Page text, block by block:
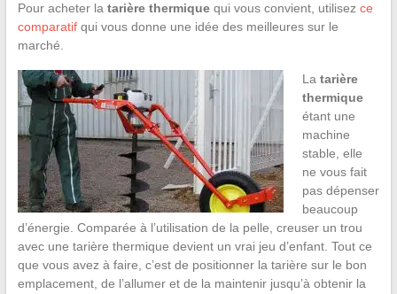
Pour acheter la tarière thermiquequi vous convient, utilisez ce
comparatifqui vous donne une idée des meilleures sur le
marché.
La tarière
thermique
étant une
machine
stable, elle
ne vous fait
pas dépenser
beaucoup
d’énergie. Comparée à l’utilisation de la pelle, creuser un trou
avec une tarière thermique devient un vrai jeu d’enfant. Tout ce
que vous avez à faire, c’est de positionner la tarière sur le bon
emplacement, de l’allumer et de la maintenir jusqu’à obtenir la